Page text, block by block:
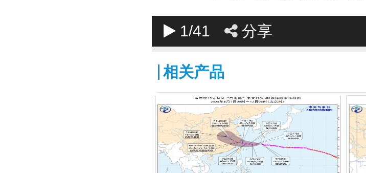
1/41 分享
相关产品